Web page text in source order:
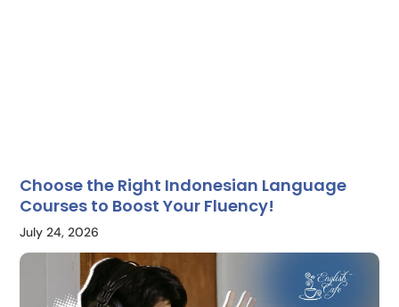
Choose the Right Indonesian Language
Courses to Boost Your Fluency!
July 24, 2026